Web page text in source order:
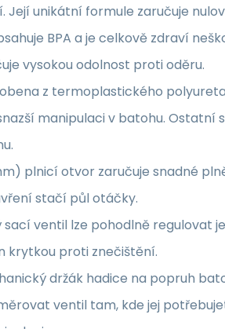
Její unikátní formule zaručuje
BPA a je celkově zdraví
vysokou odolnost proti oděru.
z termoplastického
manipulaci v batohu. Ostatní
plnicí otvor zaručuje snadné
stačí půl otáčky.
ventil lze pohodlně regulovat
krytkou proti znečištění.
držák hadice na popruh
ventil tam, kde jej